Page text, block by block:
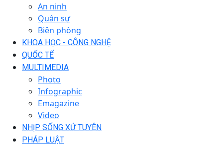
An ninh
Quân sự
Biên phòng
KHOA HỌC - CÔNG NGHỆ
QUỐC TẾ
MULTIMEDIA
Photo
Infographic
Emagazine
Video
NHỊP SỐNG XỨ TUYÊN
PHÁP LUẬT